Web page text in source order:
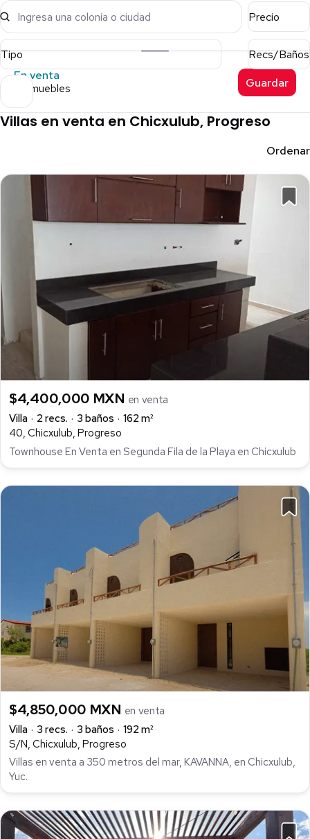
Ingresa una colonia o ciudad Precio
Tipo
Recs/Baños
En venta
8 inmuebles Guardar
Villas en venta en Chicxulub, Progreso
Ordenar
$4,400,000 MXN en venta
Villa
2 recs. 3 baños
162 m²
40, Chicxulub, Progreso
Townhouse En Venta en Segunda Fila de la Playa en Chicxulub
$4,850,000 MXN en venta
Villa
3 recs. 3 baños
192 m²
S/N, Chicxulub, Progreso
Villas en venta a 350 metros del mar, KAVANNA, en Chicxulub,
Yuc.